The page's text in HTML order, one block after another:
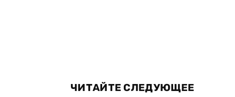
ЧИТАЙТЕ СЛЕДУЮЩЕЕ